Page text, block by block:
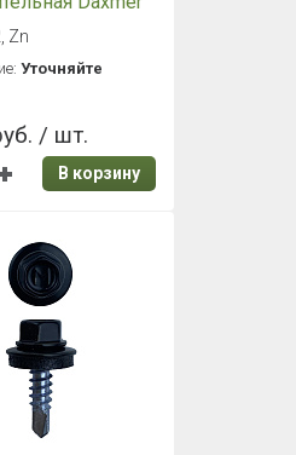
Zn, PS
Zn
Уточняйте
/ шт.
В корзину